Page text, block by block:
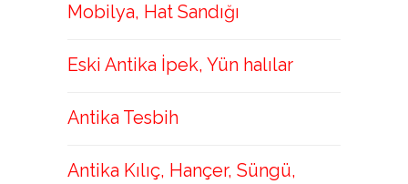
Mobilya, Hat Sandığı
Eski Antika İpek, Yün halılar
Antika Tesbih
Antika Kılıç, Hançer, Süngü,